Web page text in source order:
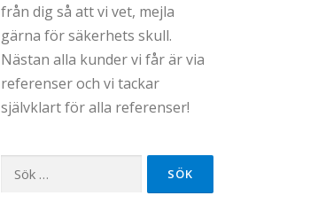
från dig så att vi vet, mejla
gärna för säkerhets skull.
Nästan alla kunder vi får är via
referenser och vi tackar
självklart för alla referenser!
Sök